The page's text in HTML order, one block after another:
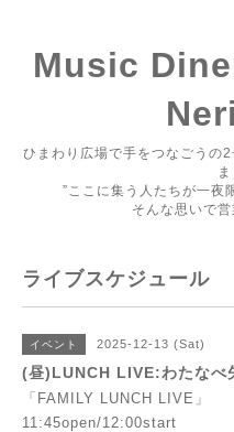
Music
ひまわり広場で手をつなごうの
ま
”ここに集う人たちが一夜
そんな思いで営
ライブスケジュール
イベント 2025-12-13 (Sat)
(昼)LUNCH LIVE:わたなべ
「FAMILY LUNCH LIVE」
11:45open/12:00start